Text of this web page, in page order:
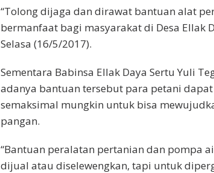
“Tolong dijaga dan dirawat bantuan alat
bermanfaat bagi masyarakat di Desa Ellak
Selasa (16/5/2017).
‎Sementara Babinsa Ellak Daya Sertu Yuli
adanya bantuan tersebut para petani
semaksimal mungkin untuk bisa
pangan.
“Bantuan peralatan pertanian dan pompa
dijual atau diselewengkan, tapi untuk